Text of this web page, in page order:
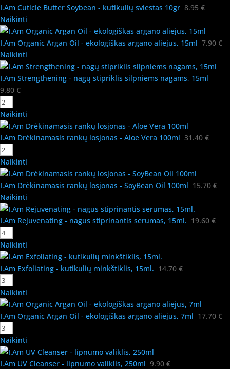
I.Am Cuticle Butter Soybean - kutikulių sviestas 10gr 8.95 €
Naikinti
I.Am Organic Argan Oil - ekologiškas argano aliejus, 15ml 7.90 €
Naikinti
I.Am Strengthening - nagų stipriklis silpniems nagams, 15ml
9.80 €
Naikinti
I.Am Drėkinamasis rankų losjonas - Aloe Vera 100ml 31.40 €
Naikinti
I.Am Drėkinamasis rankų losjonas - SoyBean Oil 100ml 15.70 €
Naikinti
I.Am Rejuvenating - nagus stiprinantis serumas, 15ml. 19.60 €
Naikinti
I.Am Exfoliating - kutikulių minkštiklis, 15ml. 14.70 €
Naikinti
I.Am Organic Argan Oil - ekologiškas argano aliejus, 7ml 17.70 €
Naikinti
I.Am UV Cleanser - lipnumo valiklis, 250ml 9.90 €